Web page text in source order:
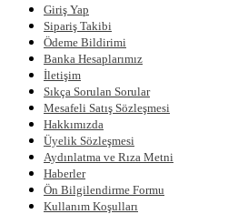
Giriş Yap
Sipariş Takibi
Ödeme Bildirimi
Banka Hesaplarımız
İletişim
Sıkça Sorulan Sorular
Mesafeli Satış Sözleşmesi
Hakkımızda
Üyelik Sözleşmesi
Aydınlatma ve Rıza Metni
Haberler
Ön Bilgilendirme Formu
Kullanım Koşulları